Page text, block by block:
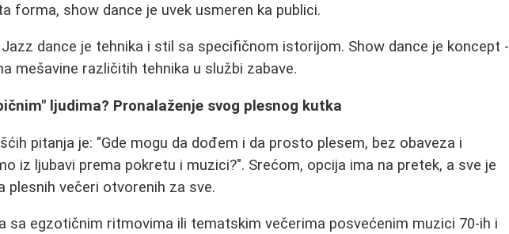
forma, show dance je uvek usmeren ka publici.
Jazz dance je tehnika i stil sa specifičnom istorijom. Show dance je koncept -
mešavine različitih tehnika u službi zabave.
ljudima? Pronalaženje svog plesnog kutka
pitanja je: "Gde mogu da dođem i da prosto plesem, bez obaveza i
iz ljubavi prema pokretu i muzici?". Srećom, opcija ima na pretek, a sve je
plesnih večeri otvorenih za sve.
sa egzotičnim ritmovima ili tematskim večerima posvećenim muzici 70-ih i